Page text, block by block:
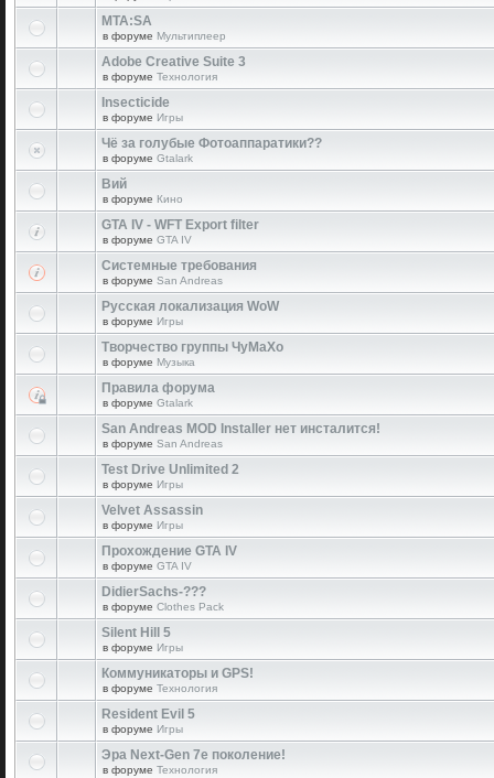
MTA:SA
в форуме Мультиплеер
Adobe Creative Suite 3
в форуме Технология
Insecticide
в форуме Игры
Чё за голубые Фотоаппаратики??
в форуме Gtalark
Вий
в форуме Кино
GTA IV - WFT Export filter
в форуме GTA IV
Системные требования
в форуме San Andreas
Русская локализация WoW
в форуме Игры
Творчество группы ЧуМаХо
в форуме Музыка
Правила форума
в форуме Gtalark
San Andreas MOD Installer нет инсталится!
в форуме San Andreas
Test Drive Unlimited 2
в форуме Игры
Velvet Assassin
в форуме Игры
Прохождение GTA IV
в форуме GTA IV
DidierSachs-???
в форуме Clothes Pack
Silent Hill 5
в форуме Игры
Коммуникаторы и GPS!
в форуме Технология
Resident Evil 5
в форуме Игры
Эра Next-Gen 7е поколение!
в форуме Технология